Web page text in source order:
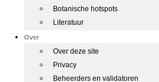
Botanische hotspots
Literatuur
Over
Over deze site
Privacy
Beheerders en validatoren